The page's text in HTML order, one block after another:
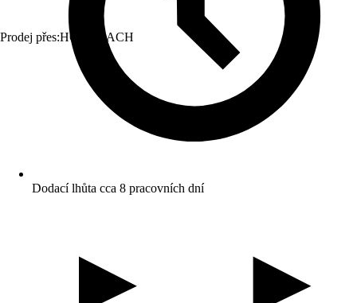
Prodej přes:HORNBACH
Dodací lhůta cca 8 pracovních dní